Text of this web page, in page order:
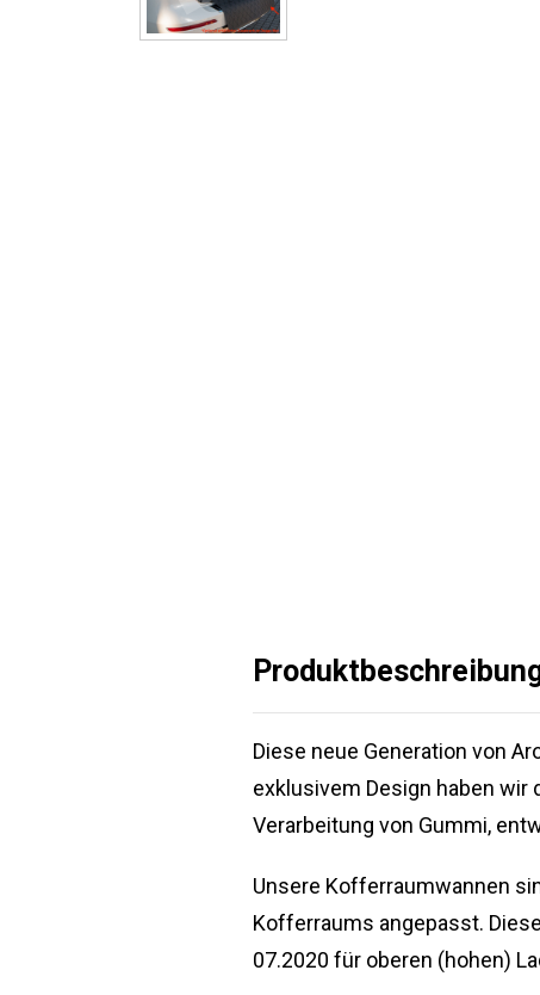
Diese neue Generation von
exklusivem Design haben
Verarbeitung von Gummi,
Unsere Kofferraumwannen
Kofferraums angepasst.
07.2020 für oberen (hohen)